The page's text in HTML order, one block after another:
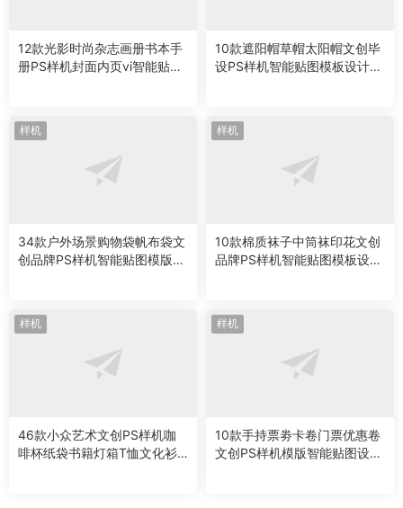
今天就与你分享到这里吧！我是[慢淘时光]，和你分享每一份的
美好。感谢你的关注和阅读。
12款光影时尚杂志画册书本手
册PS样机封面内页vi智能贴图
10款遮阳帽草帽太阳帽文创毕
设PS样机智能贴图模板设计素
样机
34款户外场景购物袋帆布袋文
创品牌PS样机智能贴图模版设
样机
10款棉质袜子中筒袜印花文创
品牌PS样机智能贴图模板设计
样机
46款小众艺术文创PS样机咖
啡杯纸袋书籍灯箱T恤文化衫
样机
10款手持票劵卡卷门票优惠卷
文创PS样机模版智能贴图设计